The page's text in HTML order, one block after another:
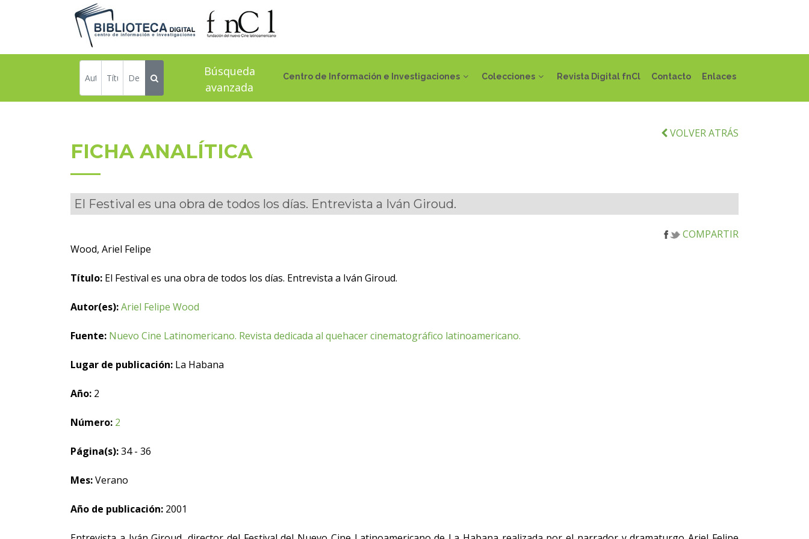
Centro de Información e Investigaciones Colecciones Revista Digital fnCl Contacto Enlaces
Búsqueda
avanzada
VOLVER ATRÁS
FICHA ANALÍTICA
El Festival es una obra de todos los días. Entrevista a Iván Giroud.
COMPARTIR
Wood, Ariel Felipe
Título: El Festival es una obra de todos los días. Entrevista a Iván Giroud.
Autor(es):Ariel Felipe Wood
Fuente: Nuevo Cine Latinomericano. Revista dedicada al quehacer cinematográfico latinoamericano.
Lugar de publicación: La Habana
Año: 2
Número: 2
Página(s):34 - 36
Mes:Verano
Año de publicación: 2001